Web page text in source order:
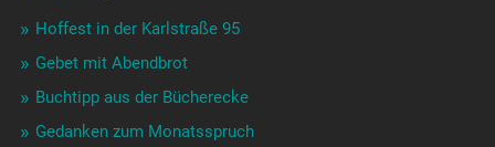
Hoffest in der Karlstraße 95
Gebet mit Abendbrot
Buchtipp aus der Bücherecke
Gedanken zum Monatsspruch